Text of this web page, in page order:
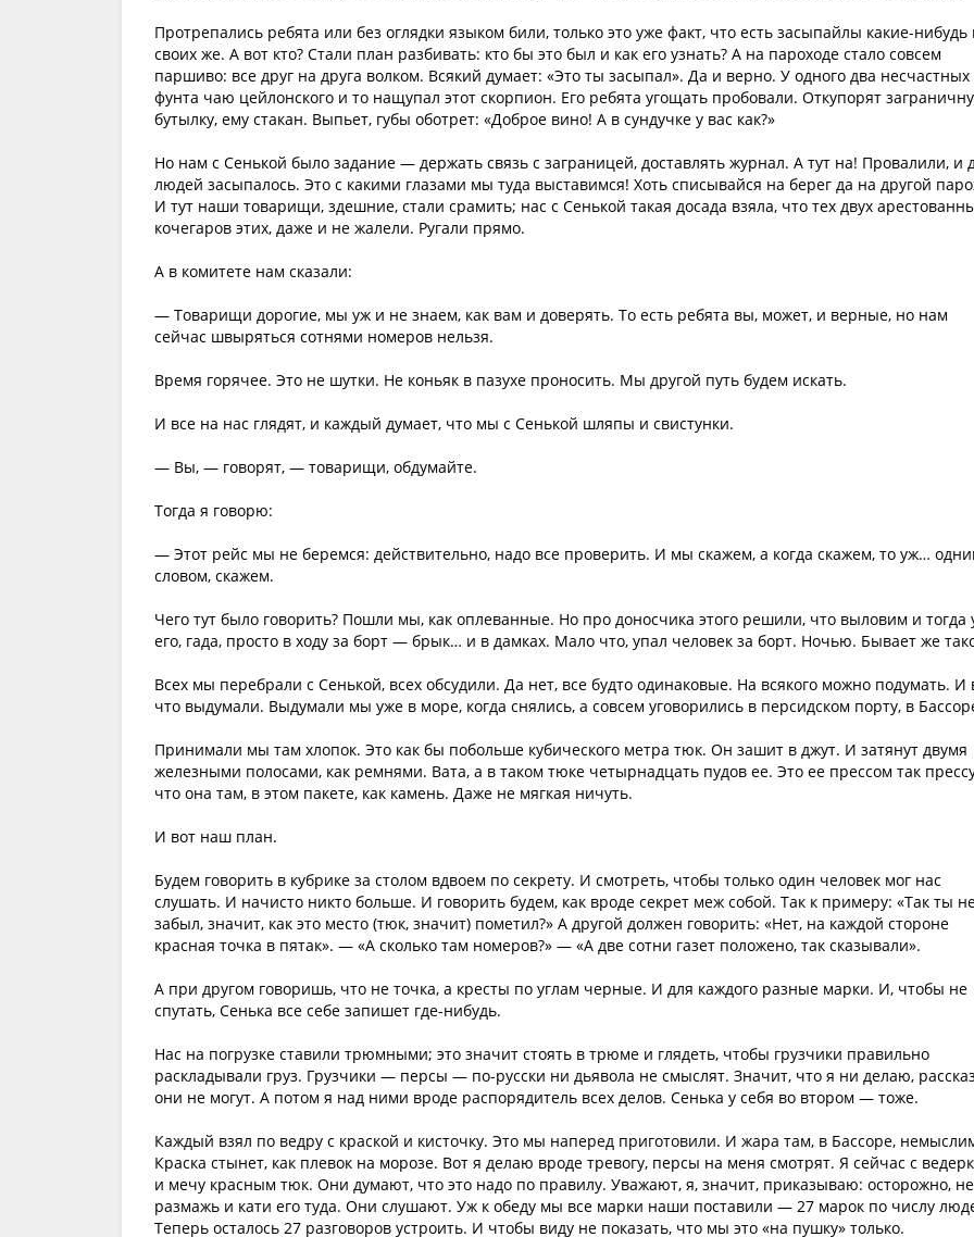
Протрепались ребята или без оглядки языком били, только это уже факт, что есть засыпайлы какие-
своих же. А вот кто? Стали план разбивать: кто бы это был и как его узнать? А на пароходе стало совсем
паршиво: все друг на друга волком. Всякий думает: «Это ты засыпал». Да и верно. У одного два несчастных
фунта чаю цейлонского и то нащупал этот скорпион. Его ребята угощать пробовали. Откупорят
бутылку, ему стакан. Выпьет, губы оботрет: «Доброе вино! А в сундучке у вас как?»
Но нам с Сенькой было задание — держать связь с заграницей, доставлять журнал. А тут на! Провалили, и
людей засыпалось. Это с какими глазами мы туда выставимся! Хоть списывайся на берег да на другой
И тут наши товарищи, здешние, стали срамить; нас с Сенькой такая досада взяла, что тех двух
кочегаров этих, даже и не жалели. Ругали прямо.
А в комитете нам сказали:
— Товарищи дорогие, мы уж и не знаем, как вам и доверять. То есть ребята вы, может, и верные, но нам
сейчас швыряться сотнями номеров нельзя.
Время горячее. Это не шутки. Не коньяк в пазухе проносить. Мы другой путь будем искать.
И все на нас глядят, и каждый думает, что мы с Сенькой шляпы и свистунки.
— Вы, — говорят, — товарищи, обдумайте.
Тогда я говорю:
— Этот рейс мы не беремся: действительно, надо все проверить. И мы скажем, а когда скажем, то уж…
словом, скажем.
Чего тут было говорить? Пошли мы, как оплеванные. Но про доносчика этого решили, что выловим и тогда
его, гада, просто в ходу за борт — брык… и в дамках. Мало что, упал человек за борт. Ночью. Бывает же
Всех мы перебрали с Сенькой, всех обсудили. Да нет, все будто одинаковые. На всякого можно подумать. И
что выдумали. Выдумали мы уже в море, когда снялись, а совсем уговорились в персидском порту, в
Принимали мы там хлопок. Это как бы побольше кубического метра тюк. Он зашит в джут. И затянут двумя
железными полосами, как ремнями. Вата, а в таком тюке четырнадцать пудов ее. Это ее прессом так
что она там, в этом пакете, как камень. Даже не мягкая ничуть.
И вот наш план.
Будем говорить в кубрике за столом вдвоем по секрету. И смотреть, чтобы только один человек мог нас
слушать. И начисто никто больше. И говорить будем, как вроде секрет меж собой. Так к примеру: «Так ты
забыл, значит, как это место (тюк, значит) пометил?» А другой должен говорить: «Нет, на каждой стороне
красная точка в пятак». — «А сколько там номеров?» — «А две сотни газет положено, так сказывали».
А при другом говоришь, что не точка, а кресты по углам черные. И для каждого разные марки. И, чтобы не
спутать, Сенька все себе запишет где-нибудь.
Нас на погрузке ставили трюмными; это значит стоять в трюме и глядеть, чтобы грузчики правильно
раскладывали груз. Грузчики — персы — по-русски ни дьявола не смыслят. Значит, что я ни делаю,
они не могут. А потом я над ними вроде распорядитель всех делов. Сенька у себя во втором — тоже.
Каждый взял по ведру с краской и кисточку. Это мы наперед приготовили. И жара там, в Бассоре,
Краска стынет, как плевок на морозе. Вот я делаю вроде тревогу, персы на меня смотрят. Я сейчас с
и мечу красным тюк. Они думают, что это надо по правилу. Уважают, я, значит, приказываю: осторожно, не
размажь и кати его туда. Они слушают. Уж к обеду мы все марки наши поставили — 27 марок по числу
Теперь осталось 27 разговоров устроить. И чтобы виду не показать, что мы это «на пушку» только.